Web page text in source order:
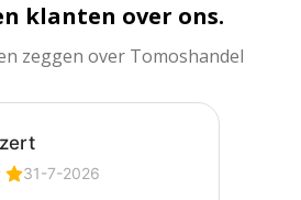
klanten over ons.
zeggen over Tomoshandel